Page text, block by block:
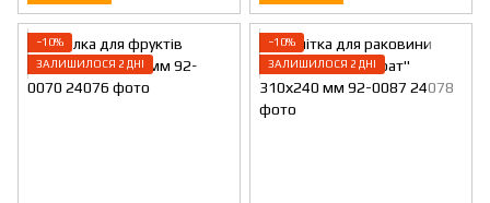
−10%
ЗАЛИШИЛОСЯ 2 ДНІ
−10%
ЗАЛИШИЛОСЯ 2 ДНІ